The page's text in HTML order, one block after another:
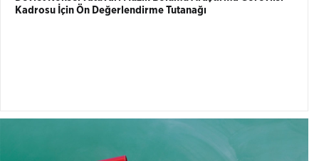
Kadrosu İçin Ön Değerlendirme Tutanağı